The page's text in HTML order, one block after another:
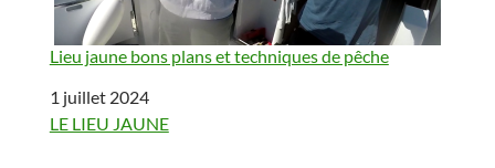
Lieu jaune bons plans et techniques de pêche
Date
1 juillet 2024
Par rapport à
LE LIEU JAUNE